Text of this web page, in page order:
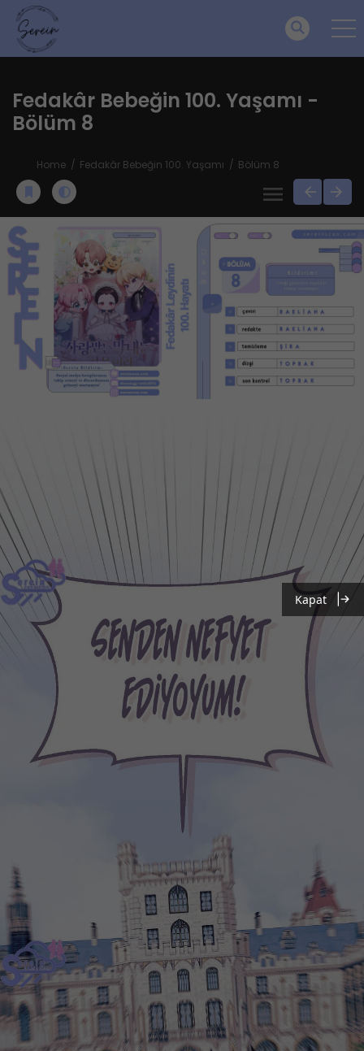
Fedakâr Bebeğin 100. Yaşamı -
Bölüm 8
Home Fedakâr Bebeğin 100. Yaşamı Bölüm 8
Kapat